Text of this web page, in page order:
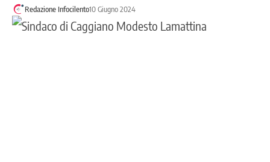
Redazione Infocilento10 Giugno 2024